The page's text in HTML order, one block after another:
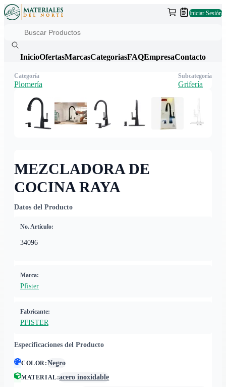
Iniciar Sesión
InicioOfertasMarcasCategoriasFAQEmpresaContacto
MEZCLADORA DE
COCINA RAYA
Datos del Producto
No. Artículo:
34096
Marca:
Pfister
Fabricante:
PFISTER
Especificaciones del Producto
COLOR:Negro
MATERIAL:acero inoxidable
Categoría
Plomería
Subcategoría
Grifería